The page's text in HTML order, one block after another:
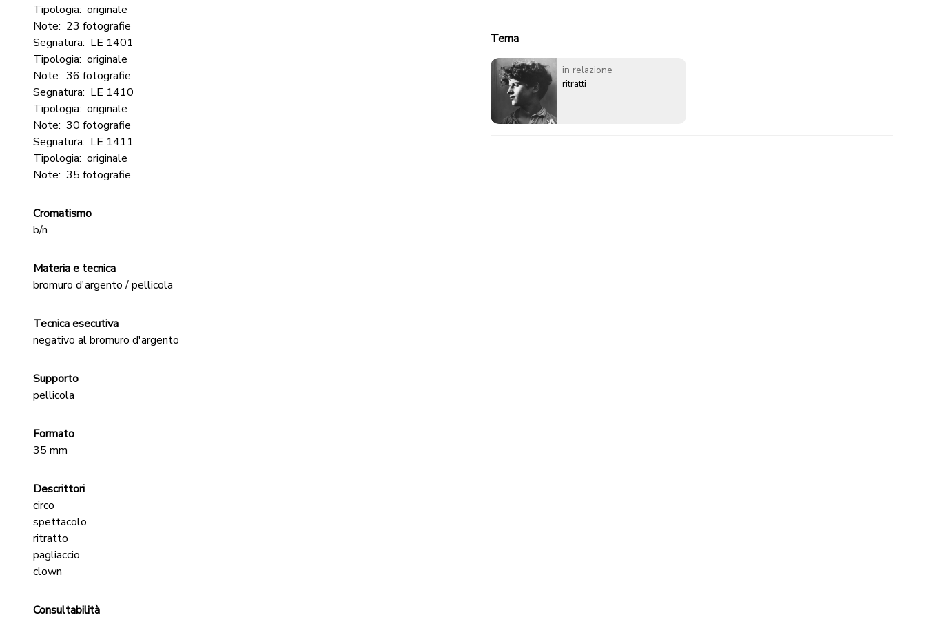
Tipologia: originale
Note: 23 fotografie
Segnatura: LE 1401
Tipologia: originale
Note: 36 fotografie
Segnatura: LE 1410
Tipologia: originale
Note: 30 fotografie
Segnatura: LE 1411
Tipologia: originale
Note: 35 fotografie
Cromatismo
b/n
Materia e tecnica
bromuro d'argento / pellicola
Tecnica esecutiva
negativo al bromuro d'argento
Supporto
pellicola
Formato
35 mm
Descrittori
circo
spettacolo
ritratto
pagliaccio
clown
Consultabilità
Tema
in relazione
ritratti